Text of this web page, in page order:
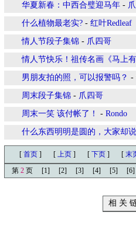
华夏新春：中西合璧迎马年 -
什么植物最老实? - 红叶Redleaf
情人节段子集锦 - 爪四哥
情人节快乐！祖传名画《马上有
男朋友拍的照，可以报警吗？ -
周末段子集锦 - 爪四哥
周末一笑 该付帐了！ - Rondo
什么东西明明是圆的，大家却
[ 首页 ] [ 上页 ] [ 下页 ] [ 末
第 2 页 [1] [2] [3] [4] [5] [6]
相 关